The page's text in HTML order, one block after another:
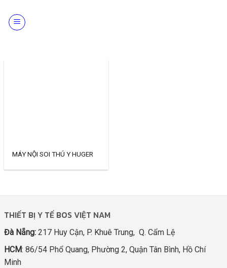
content
MÁY NỘI SOI THÚ Y HUGER
THIẾT BỊ Y TẾ BOS VIỆT NAM
Đà Nẵng: 217 Huy Cận, P. Khuê Trung, Q. Cẩm Lệ
HCM: 86/54 Phổ Quang, Phường 2, Quận Tân Bình, Hồ Chí
Minh